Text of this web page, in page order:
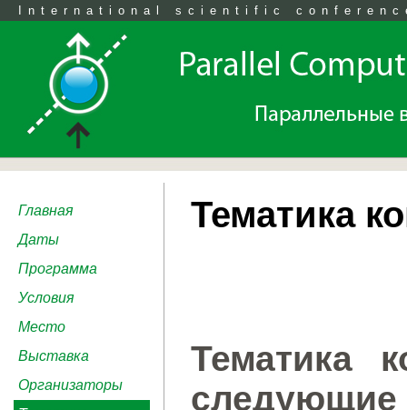
International scientific
Главная
Даты
Программа
Условия
Место
Выставка
Организаторы
Тематика
Тематика